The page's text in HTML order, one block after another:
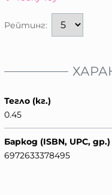
Рейтинг:
Тегло (кг.)
0.45
Баркод (ISBN, UPC, др.)
6972633378495